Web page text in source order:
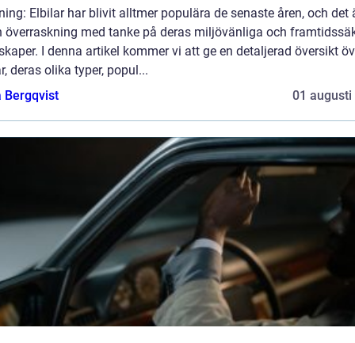
Elbilar har blivit alltmer populära de senaste åren, och det
överraskning med tanke på deras miljövänliga och
I denna artikel kommer vi att ge en detaljerad översikt
deras olika typer, popul...
Bergqvist
01 augusti